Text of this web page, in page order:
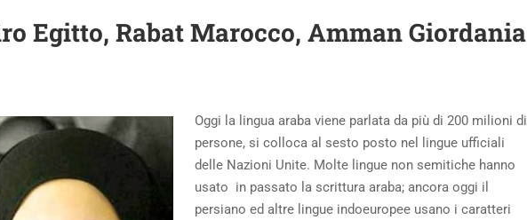
Egitto, Rabat Marocco, Amman Giordania
Oggi la lingua araba viene parlata da più di 200 milioni di
persone, si colloca al sesto posto nel lingue ufficiali
delle Nazioni Unite. Molte lingue non semitiche hanno
usato in passato la scrittura araba; ancora oggi il
persiano ed altre lingue indoeuropee usano i caratteri